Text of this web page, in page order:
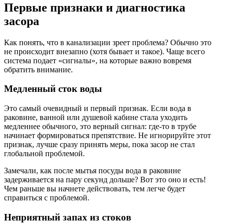
Первые признаки и диагностика
засора
Как понять, что в канализации зреет проблема? Обычно это
не происходит внезапно (хотя бывает и такое). Чаще всего
система подает «сигналы», на которые важно вовремя
обратить внимание.
Медленный сток воды
Это самый очевидный и первый признак. Если вода в
раковине, ванной или душевой кабине стала уходить
медленнее обычного, это верный сигнал: где-то в трубе
начинает формироваться препятствие. Не игнорируйте этот
признак, лучше сразу принять меры, пока засор не стал
глобальной проблемой.
Замечали, как после мытья посуды вода в раковине
задерживается на пару секунд дольше? Вот это оно и есть!
Чем раньше вы начнете действовать, тем легче будет
справиться с проблемой.
Неприятный запах из стоков